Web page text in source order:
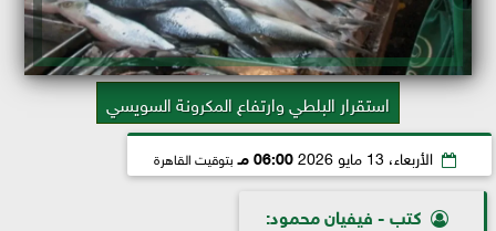
استقرار البلطي وارتفاع المكرونة السويسي
الأربعاء، 13 مايو 2026 06:00 مـ بتوقيت القاهرة
كتب - فيفيان محمود: